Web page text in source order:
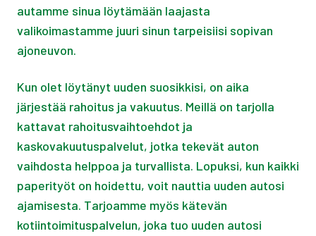
autamme sinua löytämään laajasta
valikoimastamme juuri sinun tarpeisiisi sopivan
ajoneuvon.
Kun olet löytänyt uuden suosikkisi, on aika
järjestää rahoitus ja vakuutus. Meillä on tarjolla
kattavat rahoitusvaihtoehdot ja
kaskovakuutuspalvelut, jotka tekevät auton
vaihdosta helppoa ja turvallista. Lopuksi, kun kaikki
paperityöt on hoidettu, voit nauttia uuden autosi
ajamisesta. Tarjoamme myös kätevän
kotiintoimituspalvelun, joka tuo uuden autosi